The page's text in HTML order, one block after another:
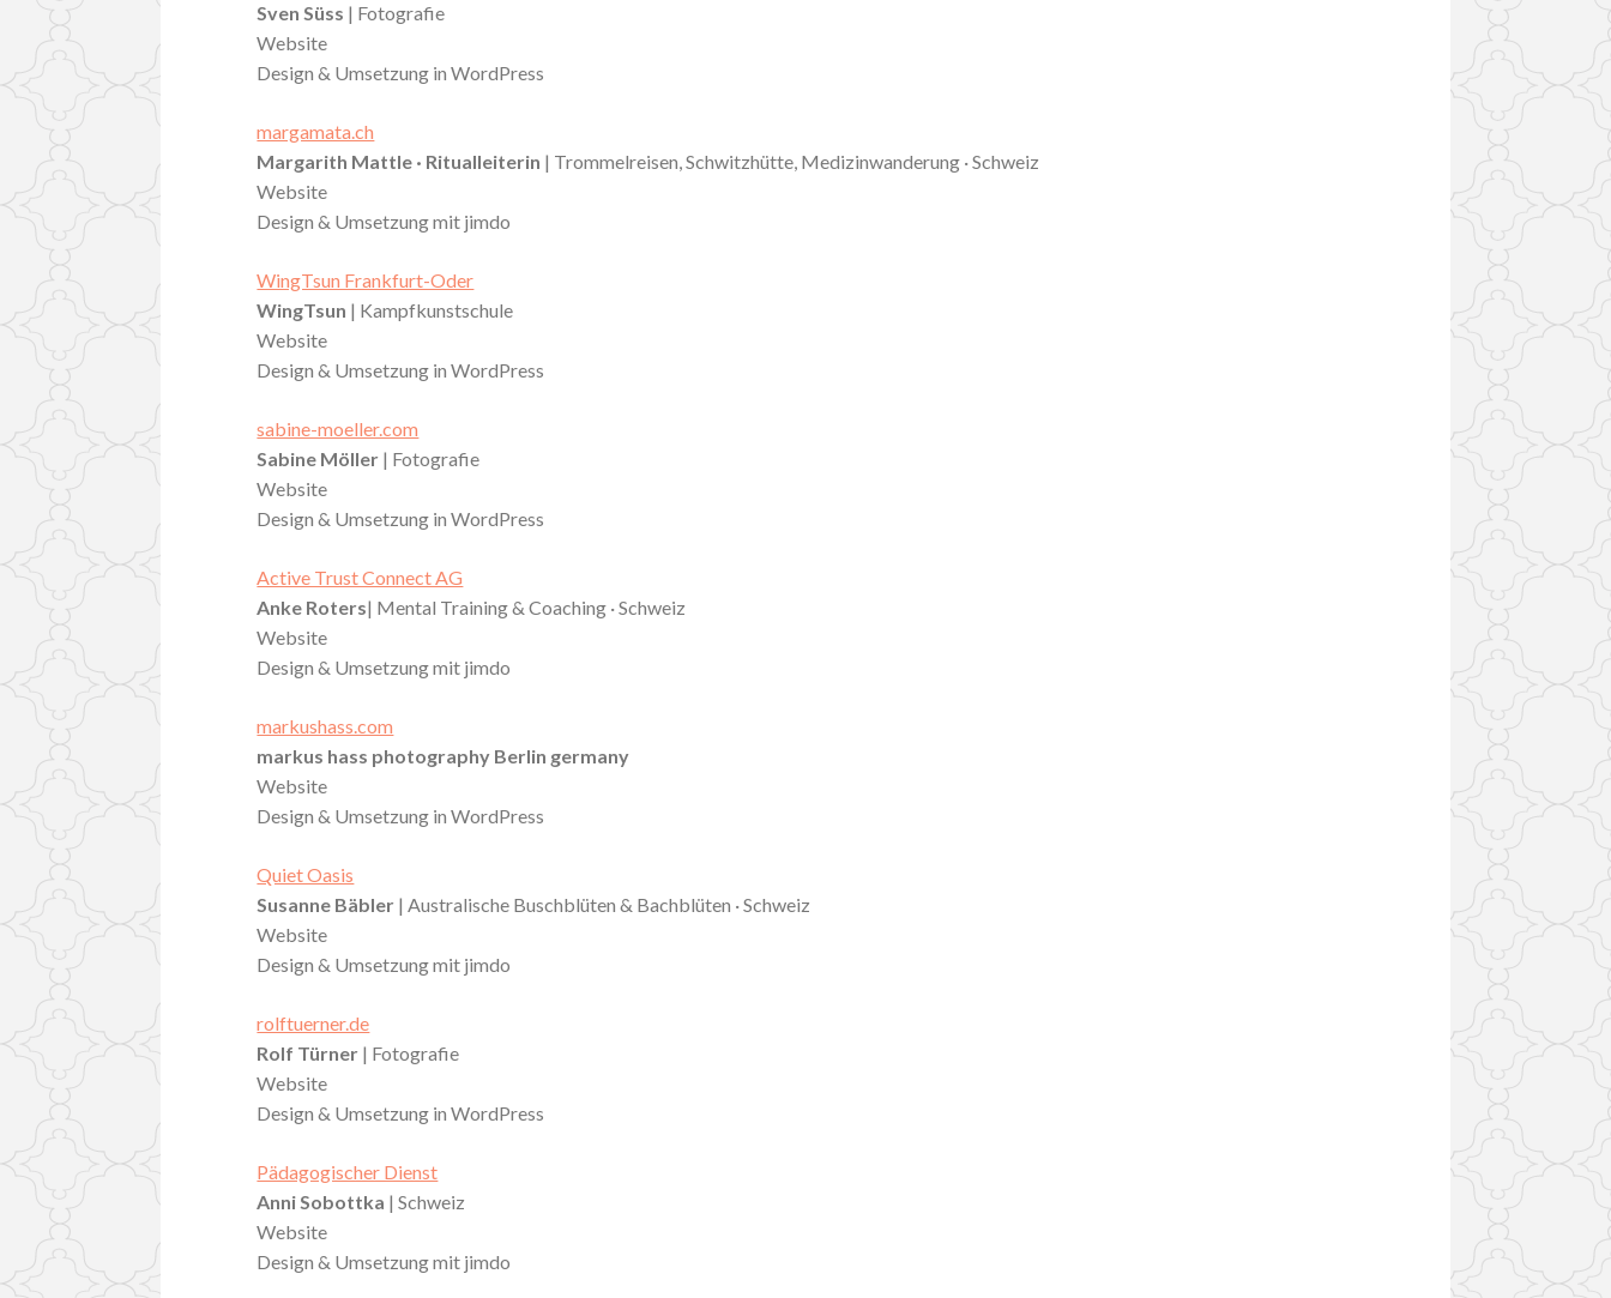
Sven Süss | Fotografie
Website
Design & Umsetzung in WordPress
margamata.ch
Margarith Mattle · Ritualleiterin | Trommelreisen, Schwitzhütte, Medizinwanderung · Schweiz
Website
Design & Umsetzung mit jimdo
WingTsun Frankfurt-Oder
WingTsun | Kampfkunstschule
Website
Design & Umsetzung in WordPress
sabine-moeller.com
Sabine Möller | Fotografie
Website
Design & Umsetzung in WordPress
Active Trust Connect AG
Anke Roters| Mental Training & Coaching · Schweiz
Website
Design & Umsetzung mit jimdo
markushass.com
markus hass photography Berlin germany
Website
Design & Umsetzung in WordPress
Quiet Oasis
Susanne Bäbler | Australische Buschblüten & Bachblüten · Schweiz
Website
Design & Umsetzung mit jimdo
rolftuerner.de
Rolf Türner | Fotografie
Website
Design & Umsetzung in WordPress
Pädagogischer Dienst
Anni Sobottka | Schweiz
Website
Design & Umsetzung mit jimdo